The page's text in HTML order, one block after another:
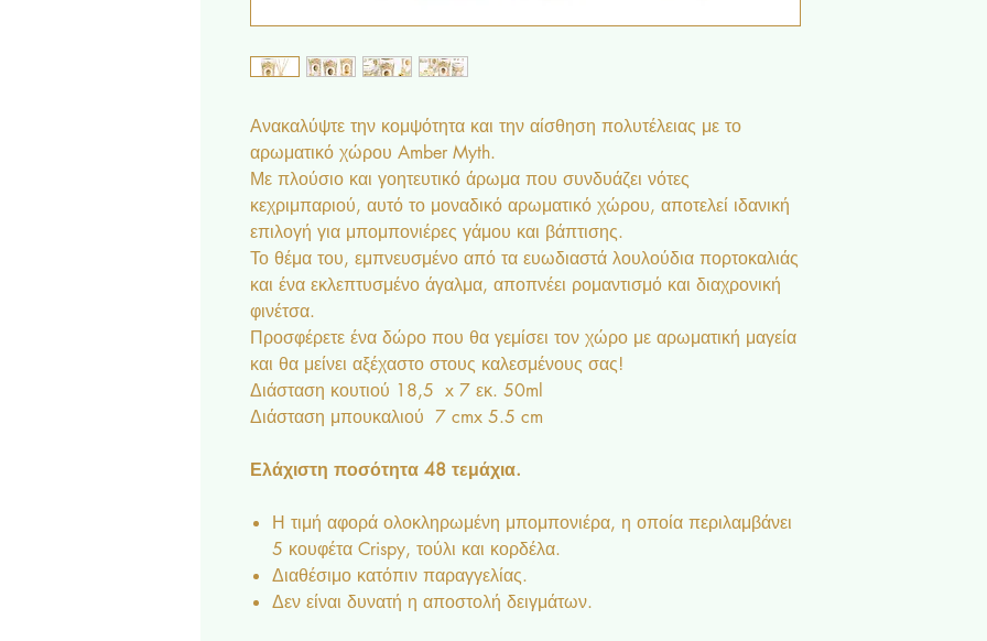
Ανακαλύψτε την κομψότητα και την αίσθηση πολυτέλειας με το
αρωματικό χώρου Amber Myth.
Με πλούσιο και γοητευτικό άρωμα που συνδυάζει νότες
κεχριμπαριού, αυτό το μοναδικό αρωματικό χώρου, αποτελεί ιδανική
επιλογή για μπομπονιέρες γάμου και βάπτισης.
Το θέμα του, εμπνευσμένο από τα ευωδιαστά λουλούδια πορτοκαλιάς
και ένα εκλεπτυσμένο άγαλμα, αποπνέει ρομαντισμό και διαχρονική
φινέτσα.
Προσφέρετε ένα δώρο που θα γεμίσει τον χώρο με αρωματική μαγεία
και θα μείνει αξέχαστο στους καλεσμένους σας!
Διάσταση κουτιού 18,5 x 7 εκ. 50ml
Διάσταση μπουκαλιού 7 cmx 5.5 cm
Ελάχιστη ποσότητα 48 τεμάχια.
Η τιμή αφορά ολοκληρωμένη μπομπονιέρα, η οποία περιλαμβάνει
5 κουφέτα Crispy, τούλι και κορδέλα.
Διαθέσιμο κατόπιν παραγγελίας.
Δεν είναι δυνατή η αποστολή δειγμάτων.